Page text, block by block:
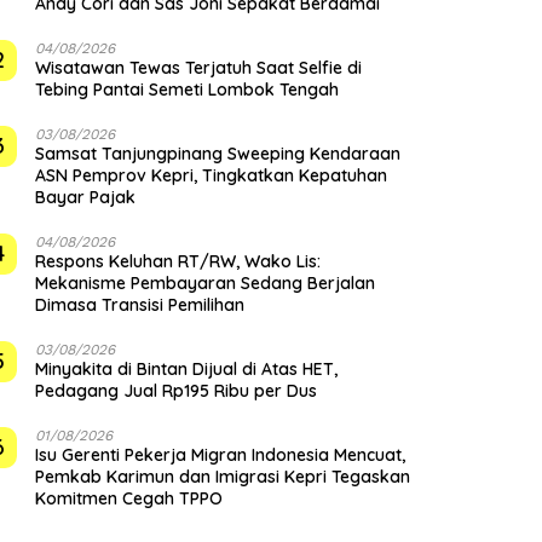
04/08/2026
Wisatawan Tewas Terjatuh Saat Selfie di
Tebing Pantai Semeti Lombok Tengah
03/08/2026
Samsat Tanjungpinang Sweeping Kendaraan
ASN Pemprov Kepri, Tingkatkan Kepatuhan
Bayar Pajak
04/08/2026
‎Respons Keluhan RT/RW, Wako Lis:
Mekanisme Pembayaran Sedang Berjalan
Dimasa Transisi Pemilihan
03/08/2026
Minyakita di Bintan Dijual di Atas HET,
Pedagang Jual Rp195 Ribu per Dus
01/08/2026
Isu Gerenti Pekerja Migran Indonesia Mencuat,
Pemkab Karimun dan Imigrasi Kepri Tegaskan
Komitmen Cegah TPPO